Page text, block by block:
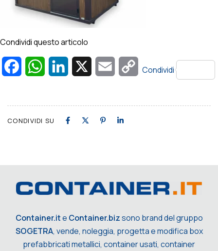
Condividi questo articolo
FacebookWhatsAppLinkedIn Email
Copy
Condividi
CONDIVIDI SU
Container.ite Container.bizsono brand del gruppo
SOGETRA, vende, noleggia, progetta e modifica box
prefabbricati metallici, container usati, container